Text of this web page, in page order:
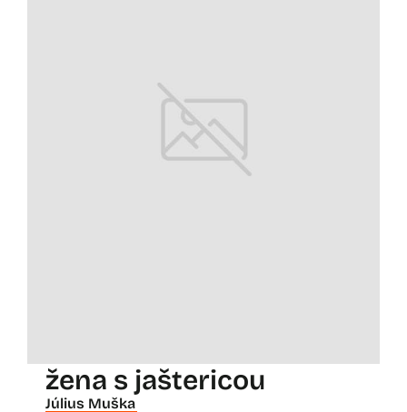
žena s jaštericou
Július Muška